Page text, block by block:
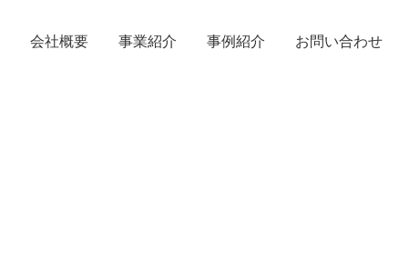
会社概要 事業紹介 事例紹介 お問い合わせ